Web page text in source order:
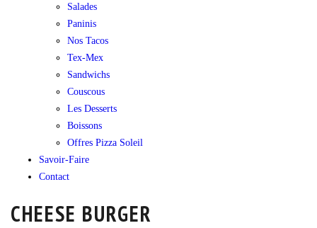
Salades
Paninis
Nos Tacos
Tex-Mex
Sandwichs
Couscous
Les Desserts
Boissons
Offres Pizza Soleil
Savoir-Faire
Contact
CHEESE BURGER